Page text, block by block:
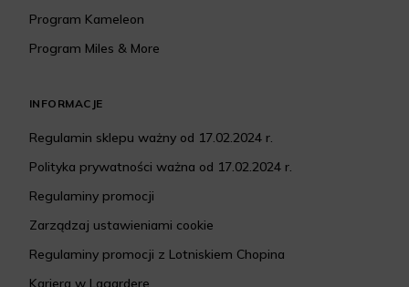
Program Kameleon
Program Miles & More
INFORMACJE
Regulamin sklepu ważny od 17.02.2024 r.
Polityka prywatności ważna od 17.02.2024 r.
Regulaminy promocji
Zarządzaj ustawieniami cookie
Regulaminy promocji z Lotniskiem Chopina
Kariera w Lagardere